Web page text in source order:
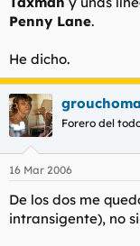
Penny Lane.
He dicho.
Forero del
16 Mar 2006
De los dos me
intransigente), no